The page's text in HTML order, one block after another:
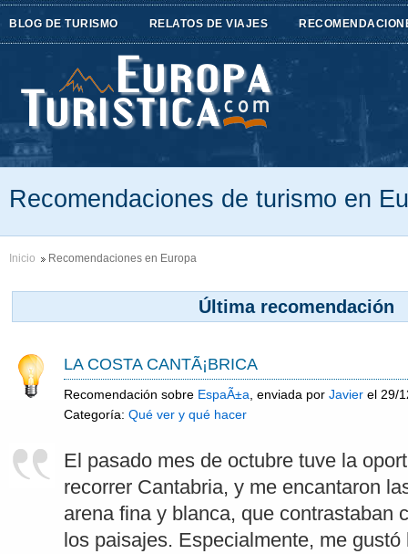
BLOG DE TURISMO RELATOS DE VIAJES
Recomendaciones de turismo en
Inicio Recomendaciones en Europa
Última recomendación
LA COSTA CANTÃ¡BRICA
Recomendación sobre EspaÃ±a , enviada por Javier el 29/
Categoría: Qué ver y qué hacer
El pasado mes de octubre tuve la
recorrer Cantabria, y me encantaron
arena fina y blanca, que contrastaban
los paisajes. Especialmente, me gustó